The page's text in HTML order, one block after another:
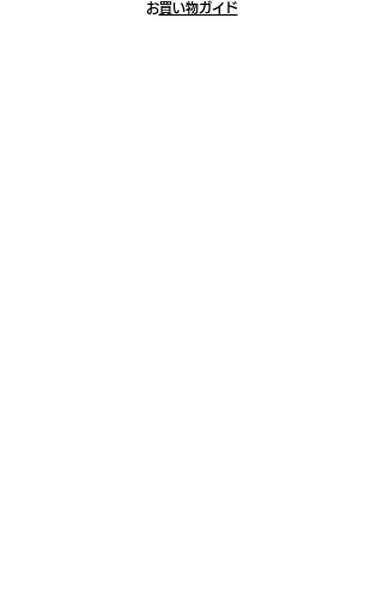
​お買い物ガイド